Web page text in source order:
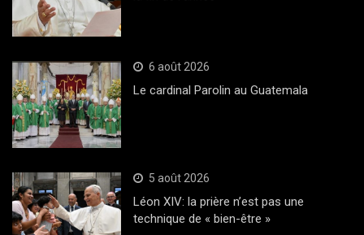
6 août 2026
Le cardinal Parolin au Guatemala
5 août 2026
Léon XIV: la prière n’est pas une
technique de « bien-être »